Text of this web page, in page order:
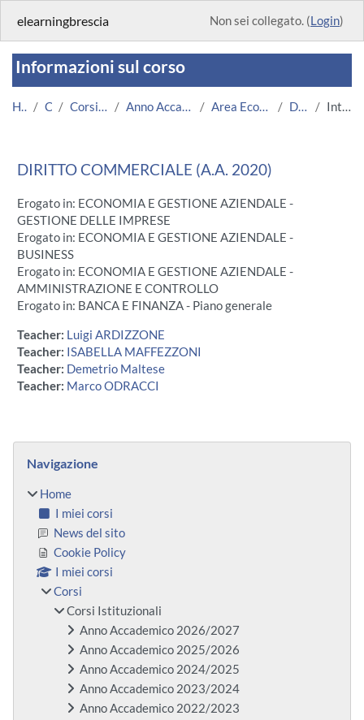
elearningbrescia Non sei collegato. (Login)
Informazioni sul corso
Home Corsi Corsi Istituzionali Anno Accademico 2020/2021 Area Economico-Statistica Dc (2020) Introduzione
DIRITTO COMMERCIALE (A.A. 2020)
Erogato in: ECONOMIA E GESTIONE AZIENDALE -
GESTIONE DELLE IMPRESE
Erogato in: ECONOMIA E GESTIONE AZIENDALE -
BUSINESS
Erogato in: ECONOMIA E GESTIONE AZIENDALE -
AMMINISTRAZIONE E CONTROLLO
Erogato in: BANCA E FINANZA - Piano generale
Teacher: Luigi ARDIZZONE
Teacher: ISABELLA MAFFEZZONI
Teacher: Demetrio Maltese
Teacher: Marco ODRACCI
Blocchi
Navigazione
Home
I miei corsi
News del sito
Cookie Policy
I miei corsi
Corsi
Corsi Istituzionali
Anno Accademico 2026/2027
Anno Accademico 2025/2026
Anno Accademico 2024/2025
Anno Accademico 2023/2024
Anno Accademico 2022/2023